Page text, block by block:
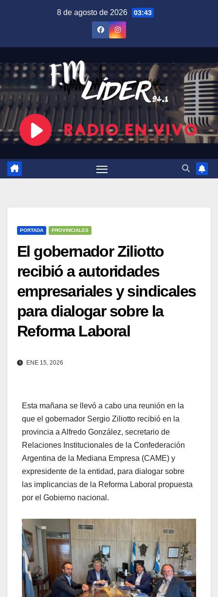
8 de agosto de 2026 03:43
PORTADA PROVINCIALES
El gobernador Ziliotto
recibió a autoridades
empresariales y sindicales
para dialogar sobre la
Reforma Laboral
ENE 15, 2026
Esta mañana se llevó a cabo una reunión en la
que el gobernador Sergio Ziliotto recibió en la
provincia a Alfredo González, secretario de
Relaciones Institucionales de la Confederación
Argentina de la Mediana Empresa (CAME) y
expresidente de la entidad, para dialogar sobre
las implicancias de la Reforma Laboral propuesta
por el Gobierno nacional.